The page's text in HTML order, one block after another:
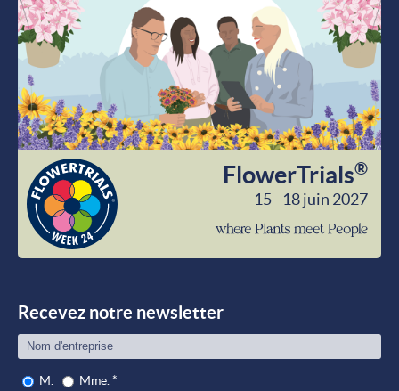
FlowerTrials®
15 - 18 juin 2027
Recevez notre newsletter
M. Mme. *